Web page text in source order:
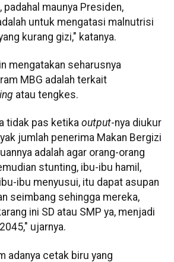
padahal maunya Presiden,
untuk mengatasi malnutrisi
kurang gizi," katanya.
mengatakan seharusnya
MBG adalah terkait
atau tengkes.
tidak pas ketika output-nya diukur
jumlah penerima Makan Bergizi
adalah agar orang-orang
stunting, ibu-ibu hamil,
ibu menyusui, itu dapat asupan
seimbang sehingga mereka,
ini SD atau SMP ya, menjadi
ujarnya.
adanya cetak biru yang